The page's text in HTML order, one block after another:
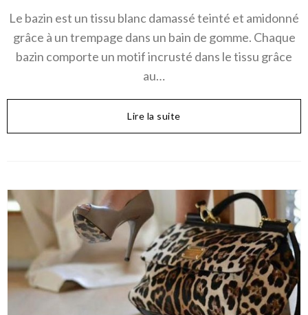
Le bazin est un tissu blanc damassé teinté et amidonné
grâce à un trempage dans un bain de gomme. Chaque
bazin comporte un motif incrusté dans le tissu grâce
au…
Lire la suite